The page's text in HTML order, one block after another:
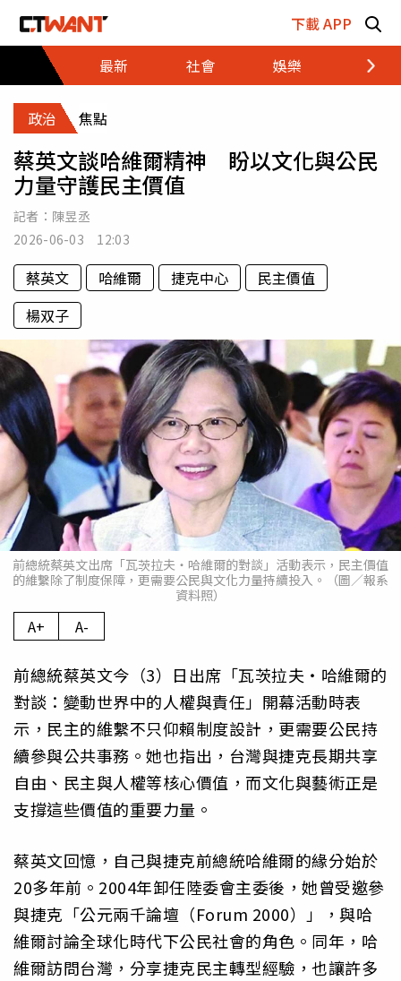
下載 APP
最新
社會 娛樂 財經
政治 焦點
蔡英文談哈維爾精神 盼以文化與公民
力量守護民主價值
記者： 陳昱丞
2026-06-03 12:03
蔡英文 哈維爾 捷克中心
民主價值
楊双子
前總統蔡英文出席「瓦茨拉夫・哈維爾的對談」活動表示，民主價值
的維繫除了制度保障，更需要公民與文化力量持續投入。（圖／報系
資料照）
A+ A-
前總統蔡英文今（3）日出席「瓦茨拉夫・哈維爾的
對談：變動世界中的人權與責任」開幕活動時表
示，民主的維繫不只仰賴制度設計，更需要公民持
續參與公共事務。她也指出，台灣與捷克長期共享
自由、民主與人權等核心價值，而文化與藝術正是
支撐這些價值的重要力量。
蔡英文回憶，自己與捷克前總統哈維爾的緣分始於
20多年前。2004年卸任陸委會主委後，她曾受邀參
與捷克「公元兩千論壇（Forum 2000）」，與哈
維爾討論全球化時代下公民社會的角色。同年，哈
維爾訪問台灣，分享捷克民主轉型經驗，也讓許多